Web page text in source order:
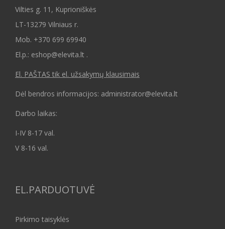
Vilties g. 11, Kuprioniškės
LT-13279 Vilniaus r.
Mob. +370 699 69940
El.p.: eshop@elevita.lt .
El. PAŠTAS tik el. užsakymų klausimais
Dėl bendros informacijos: administrator@elevita.lt
Darbo laikas:
I-IV 8-17 val.
V 8-16 val.
EL.PARDUOTUVĖ
Pirkimo taisyklės